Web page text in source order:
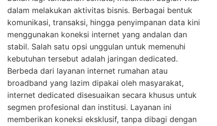
dalam melakukan aktivitas bisnis. Berbagai bentuk
komunikasi, transaksi, hingga penyimpanan data kini
menggunakan koneksi internet yang andalan dan
stabil. Salah satu opsi unggulan untuk memenuhi
kebutuhan tersebut adalah jaringan dedicated.
Berbeda dari layanan internet rumahan atau
broadband yang lazim dipakai oleh masyarakat,
internet dedicated disesuaikan secara khusus untuk
segmen profesional dan institusi. Layanan ini
memberikan koneksi eksklusif, tanpa dibagi dengan